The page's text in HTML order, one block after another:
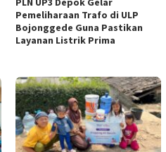
Pemeliharaan Trafo di ULP
Bojonggede Guna Pastikan
Layanan Listrik Prima